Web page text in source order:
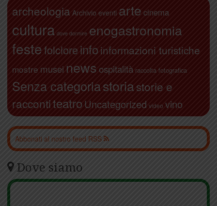
archeologia Archivio eventi arte cinema
cultura dove dormire enogastronomia
festefolcloreinfo informazioni turistiche
mostre musei news ospitalità raccolta fotografica
Senza categoriastoriastorie e
raccontiteatro Uncategorized video vino
Abbonati al nostro feed RSS
Dove siamo